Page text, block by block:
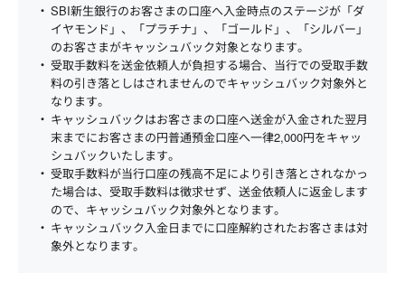
SBI新生銀行のお客さまの口座へ入金時点のステージが「ダ
イヤモンド」、「プラチナ」、「ゴールド」、「シルバー」
のお客さまがキャッシュバック対象となります。
受取手数料を送金依頼人が負担する場合、当行での受取手数
料の引き落としはされませんのでキャッシュバック対象外と
なります。
キャッシュバックはお客さまの口座へ送金が入金された翌月
末までにお客さまの円普通預金口座へ一律2,000円をキャッ
シュバックいたします。
受取手数料が当行口座の残高不足により引き落とされなかっ
た場合は、受取手数料は徴求せず、送金依頼人に返金します
ので、キャッシュバック対象外となります。
キャッシュバック入金日までに口座解約されたお客さまは対
象外となります。